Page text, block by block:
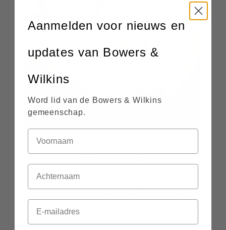
Home audio
Bowers & Wilkins passen overal bij. U zorgt voor een
oogstrelend interieur, Bowers & Wilkins zorgt voor
het prachtige geluid.
ONTDEK MEER
Aanmelden voor nieuws en
updates van Bowers &
Wilkins
Word lid van de Bowers & Wilkins
gemeenschap.